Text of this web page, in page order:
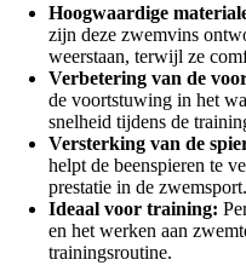
Hoogwaardige
zijn deze zwemvins
weerstaan, terwijl ze
Verbetering van de
de voortstuwing in het
snelheid tijdens de
Versterking van de
helpt de beenspieren te
prestatie in de zwemsport.
Ideaal voor training:
en het werken aan
trainingsroutine.